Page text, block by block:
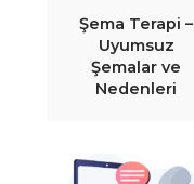
Şema Terapi –
Uyumsuz
Şemalar ve
Nedenleri